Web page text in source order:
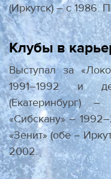
(Иркутск) – с 1986.
Клубы в
Выступал за
1991–1992 и
(Екатеринбург)
«Сибскану» –
«Зенит» (обе –
2002.